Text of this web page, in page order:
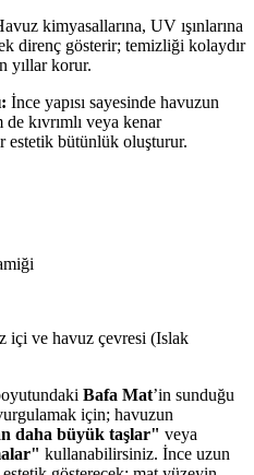
kimyasallarına, UV ışınlarına
direnç gösterir; temizliği kolaydır
yıllar korur.
İnce yapısı sayesinde havuzun
kıvrımlı veya kenar
estetik bütünlük oluşturur.
içi ve havuz çevresi (Islak
Bafa Mat’in sunduğu
için; havuzun
daha büyük taşlar" veya
kullanabilirsiniz. İnce uzun